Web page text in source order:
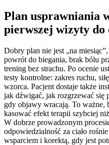
Plan usprawniania
pierwszej wizyty do
Dobry plan nie jest „na
powrót do biegania, brak bólu
trening bez strachu. Po ocenie
testy kontrolne: zakres ruchu,
wzorca. Pacjent dostaje także
jak dźwigać, jak rozgrzewać się
gdy objawy wracają. To ważne,
kasować efekt terapii szybciej
W dobrze prowadzonym
odpowiedzialność za ciało
wsparciem i korektą, gdy jest